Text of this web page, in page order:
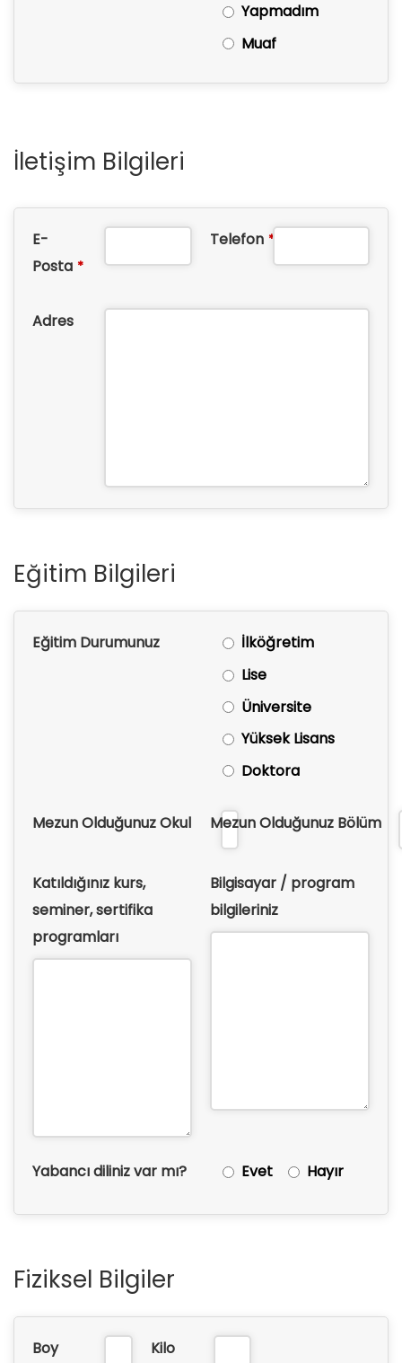
Yapmadım
Muaf
İletişim Bilgileri
E-
Posta *
Telefon *
Adres
Eğitim Bilgileri
Eğitim Durumunuz
İlköğretim
Lise
Üniversite
Yüksek Lisans
Doktora
Mezun Olduğunuz Okul Mezun Olduğunuz Bölüm
Katıldığınız kurs,
seminer, sertifika
programları
Bilgisayar / program
bilgileriniz
Yabancı diliniz var mı? Evet Hayır
Fiziksel Bilgiler
Boy Kilo